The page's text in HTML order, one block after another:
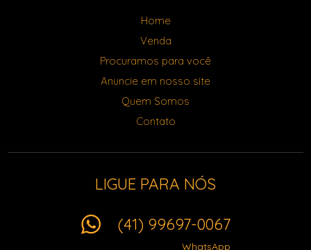
Home
Venda
Procuramos para você
Anuncie em nosso site
Quem Somos
Contato
LIGUE PARA NÓS
(41) 99697-0067
WhatsApp